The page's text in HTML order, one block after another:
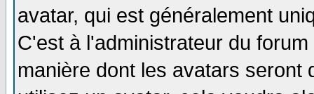
avatar, qui est généralement
C'est à l'administrateur du
manière dont les avatars seront